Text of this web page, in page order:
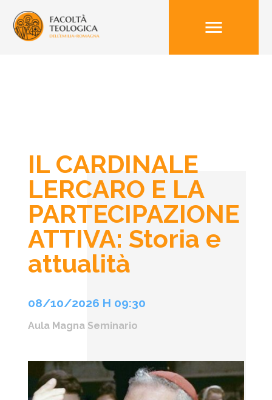
menu
IL CARDINALE
LERCARO E LA
PARTECIPAZIONE
ATTIVA: Storia e
attualità
08/10/2026 H 09:30
Aula Magna Seminario